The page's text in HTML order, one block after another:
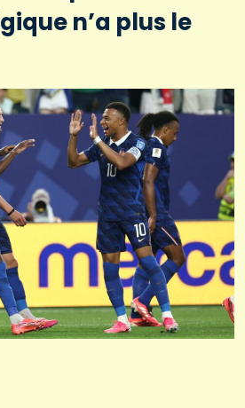
n’a plus le